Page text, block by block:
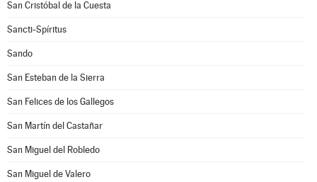
San Cristóbal de la Cuesta
Sancti-Spíritus
Sando
San Esteban de la Sierra
San Felices de los Gallegos
San Martín del Castañar
San Miguel del Robledo
San Miguel de Valero